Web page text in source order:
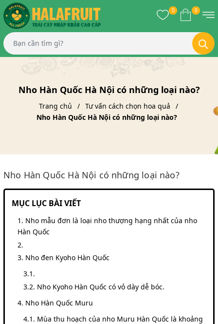
0 0
Nho Hàn Quốc Hà Nội có những loại nào?
Trang chủ
Tư vấn cách chọn hoa quả
Nho Hàn Quốc Hà Nội có những loại nào?
Nho Hàn Quốc Hà Nội có những loại nào?
MỤC LỤC BÀI VIẾT
Nho mẫu đơn là loại nho thượng hạng nhất của nho
Hàn Quốc
Nho đen Kyoho Hàn Quốc
Nho Kyoho Hàn Quốc có vỏ dày dễ bóc.
Nho Hàn Quốc Muru
Mùa thu hoạch của nho Muru Hàn Quốc là khoảng